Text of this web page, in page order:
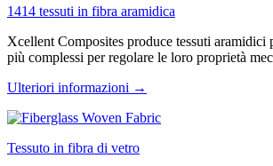
1414 tessuti in fibra aramidica
Xcellent Composites produce tessuti
più complessi per regolare le loro proprietà
Ulteriori informazioni →
Tessuto in fibra di vetro